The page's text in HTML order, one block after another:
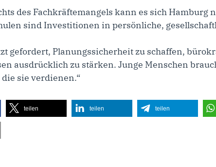
des Fachkräftemangels kann es sich
sind Investitionen in persönliche,
gefordert, Planungssicherheit zu schaffen,
ausdrücklich zu stärken. Junge Menschen
sie verdienen.“
teilen teilen teilen